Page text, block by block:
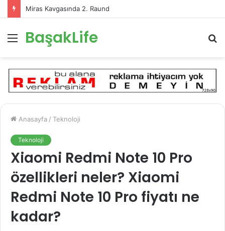
Miras Kavgasında 2. Raund
Menü
BaşakLife
Anasayfa / Teknoloji
Teknoloji
Xiaomi Redmi Note 10 Pro
özellikleri neler? Xiaomi
Redmi Note 10 Pro fiyatı ne
kadar?